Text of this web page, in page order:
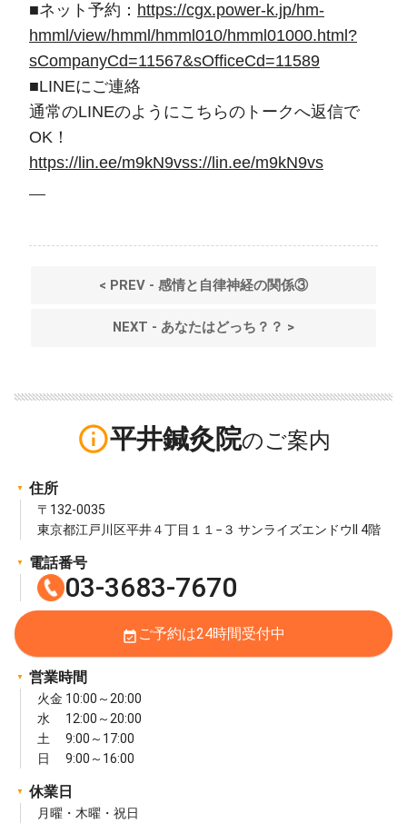
■ネット予約： https://cgx.power-k.jp/hm-
hmml/view/hmml/hmml010/hmml01000.html?
sCompanyCd=11567&sOfficeCd=11589
■LINEにご連絡
通常のLINEのようにこちらのトークへ返信で
OK！
https://lin.ee/m9kN9vss://lin.ee/m9kN9vs
< PREV - 感情と自律神経の関係③
NEXT - あなたはどっち？？ >
info_outline平井鍼灸院
住所
〒132-0035
東京都江戸川区平井４丁目１１−３ サンライズエンドウII 4階
電話番号
03-3683-7670
event_available ご予約は24時間受付中
営業時間
火金 10:00～20:00
水 12:00～20:00
土 9:00～17:00
日 9:00～16:00
休業日
月曜・木曜・祝日